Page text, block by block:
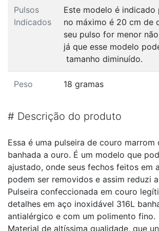
Pulsos
Indicados
Este modelo é indicado
no máximo é 20 cm de
seu pulso for menor
já que esse modelo
tamanho diminuído.
Peso 18 gramas
# Descrição do produto
Essa é uma pulseira de couro marrom
banhada a ouro. É um modelo que
ajustado, onde seus fechos feitos em
podem ser removidos e assim reduzi
Pulseira confeccionada em couro
detalhes em aço inoxidável 316L
antialérgico e com um polimento fino.
Material de altíssima qualidade, que